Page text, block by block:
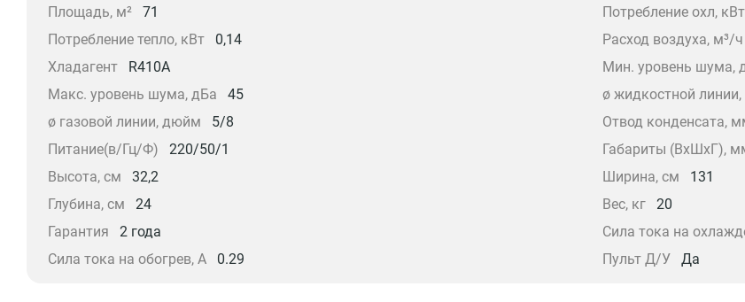
Площадь, м²
71 Потребление охл, кВт
Потребление тепло, кВт
0,14 Расход воздуха, м³/ч
Хладагент
R410A Мин. уровень шума,
Макс. уровень шума, дБа
45 ø жидкостной
ø газовой линии, дюйм
5/8 Отвод конденсата,
Питание(в/Гц/Ф)
220/50/1 Габариты (ВxШxГ),
Высота, см
32,2 Ширина, см
131
Глубина, см
24 Вес, кг
20
Гарантия
2 года Сила тока на
Сила тока на обогрев, А
0.29 Пульт Д/У Да